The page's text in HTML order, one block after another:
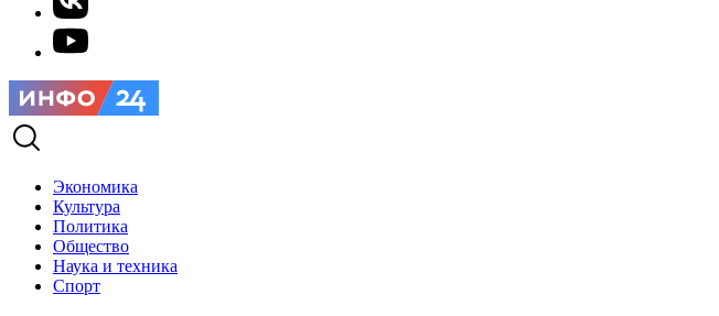
Экономика
Культура
Политика
Общество
Наука и техника
Спорт